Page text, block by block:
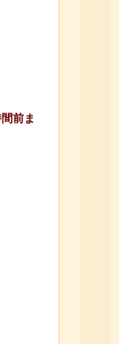
前ま